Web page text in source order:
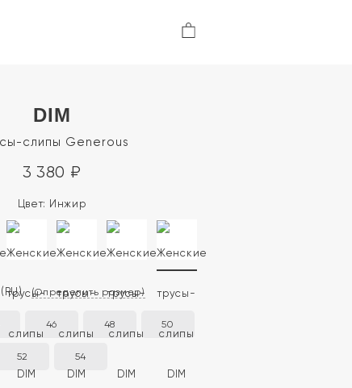
DIM
слипы Generous
3 380 ₽
Цвет: Инжир
(RU) (Определить размер)
46 48 50
52 54